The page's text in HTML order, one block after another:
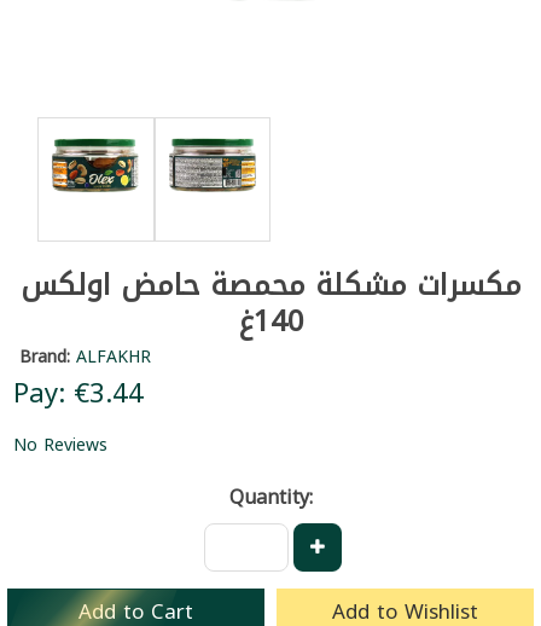
مكسرات مشكلة محمصة حامض اولكس
140غ
Brand:ALFAKHR
Pay: €3.44
No Reviews
Quantity:
Add to Cart Add to Wishlist